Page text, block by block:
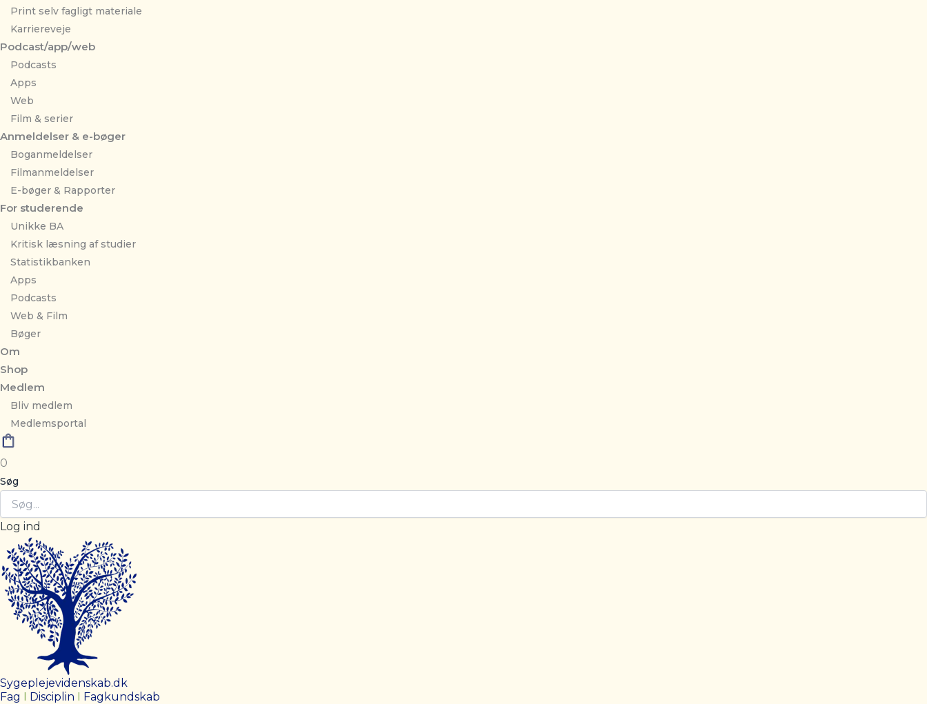
Print selv fagligt materiale
Karriereveje
Podcast/app/web
Podcasts
Apps
Web
Film & serier
Anmeldelser & e-bøger
Boganmeldelser
Filmanmeldelser
E-bøger & Rapporter
For studerende
Unikke BA
Kritisk læsning af studier
Statistikbanken
Apps
Podcasts
Web & Film
Bøger
Om
Shop
Medlem
Bliv medlem
Medlemsportal
0
Søg
Log ind
Sygeplejevidenskab.dk
Fag I Disciplin I Fagkundskab